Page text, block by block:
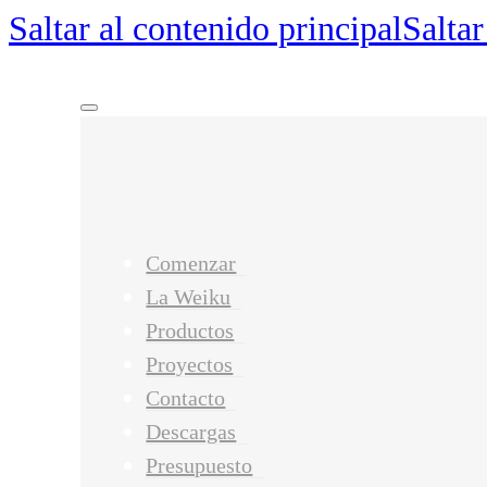
Saltar al contenido principal
Comenzar
La Weiku
Productos
Proyectos
Contacto
Descargas
Presupuesto